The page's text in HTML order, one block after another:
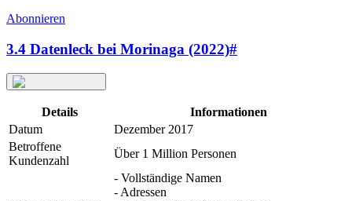
Abonnieren
3.4 Datenleck bei Morinaga (2022)#
Details
Informationen
Datum
Dezember 2017
Betroffene
Kundenzahl
Über 1 Million Personen
- Vollständige Namen
- Adressen